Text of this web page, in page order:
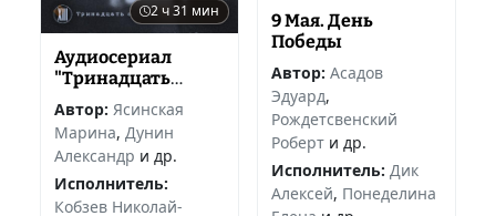
2 ч 31 мин
Аудиосериал
"Тринадцать
апостолов"
Автор: Ясинская
Марина, Дунин
Александр и др.
Исполнитель:
Кобзев Николай-
9 Мая. День
Победы
Автор: Асадов
Эдуард,
Рождетсвенский
Роберт и др.
Исполнитель: Дик
Алексей, Понеделина